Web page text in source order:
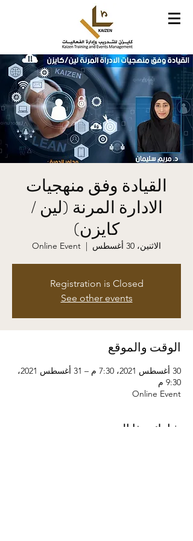
القيادة وفق منهجيات
الادارة المرنة (لين /
كايزن)
الاثنين، 30 أغسطس
  |
Online Event
Registration is Closed
See other events
الوقت والموقع
30 أغسطس 2021، 7:30 م – 31 أغسطس 2021،
9:30 م
Online Event
شارِك هذا الحدث